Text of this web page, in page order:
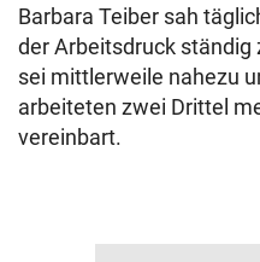
Barbara Teiber sah
der Arbeitsdruck ständig
sei mittlerweile nahezu
arbeiteten zwei Drittel
vereinbart.